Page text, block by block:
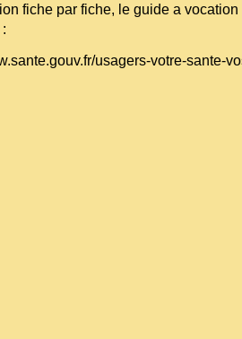
fiche par fiche, le guide a
usagers-votre-sante-